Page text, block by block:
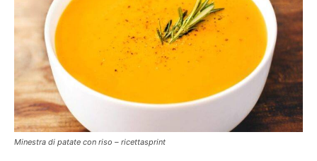
Minestra di patate con riso – ricettasprint